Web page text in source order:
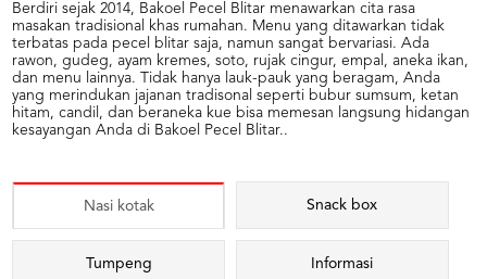
Berdiri sejak 2014, Bakoel Pecel Blitar menawarkan cita rasa
masakan tradisional khas rumahan. Menu yang ditawarkan tidak
terbatas pada pecel blitar saja, namun sangat bervariasi. Ada
rawon, gudeg, ayam kremes, soto, rujak cingur, empal, aneka ikan,
dan menu lainnya. Tidak hanya lauk-pauk yang beragam, Anda
yang merindukan jajanan tradisonal seperti bubur sumsum, ketan
hitam, candil, dan beraneka kue bisa memesan langsung hidangan
kesayangan Anda di Bakoel Pecel Blitar..
Nasi kotak Snack box
Tumpeng Informasi